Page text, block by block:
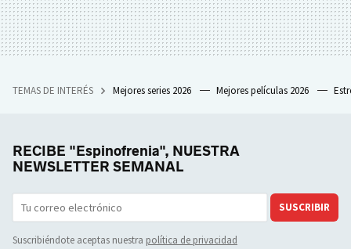
TEMAS DE INTERÉS Mejores series 2026 Mejores películas 2026
RECIBE "Espinofrenia", NUESTRA
NEWSLETTER SEMANAL
SUSCRIBIR
Suscribiéndote aceptas nuestra política de privacidad